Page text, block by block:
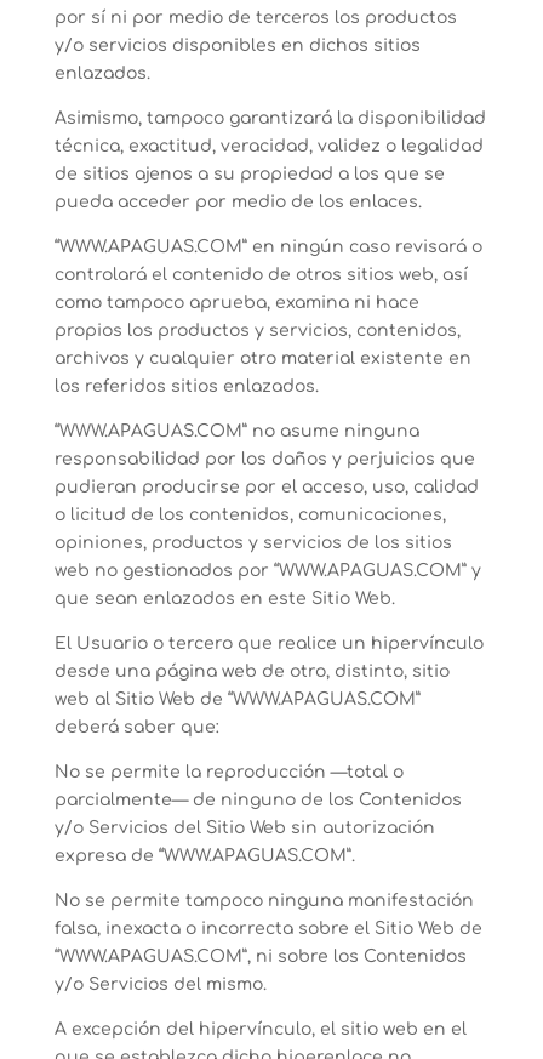
por sí ni por medio de terceros los productos
y/o servicios disponibles en dichos sitios
enlazados.
Asimismo, tampoco garantizará la disponibilidad
técnica, exactitud, veracidad, validez o legalidad
de sitios ajenos a su propiedad a los que se
pueda acceder por medio de los enlaces.
“WWW.APAGUAS.COM” en ningún caso revisará o
controlará el contenido de otros sitios web, así
como tampoco aprueba, examina ni hace
propios los productos y servicios, contenidos,
archivos y cualquier otro material existente en
los referidos sitios enlazados.
“WWW.APAGUAS.COM” no asume ninguna
responsabilidad por los daños y perjuicios que
pudieran producirse por el acceso, uso, calidad
o licitud de los contenidos, comunicaciones,
opiniones, productos y servicios de los sitios
web no gestionados por “WWW.APAGUAS.COM” y
que sean enlazados en este Sitio Web.
El Usuario o tercero que realice un hipervínculo
desde una página web de otro, distinto, sitio
web al Sitio Web de “WWW.APAGUAS.COM”
deberá saber que:
No se permite la reproducción —total o
parcialmente— de ninguno de los Contenidos
y/o Servicios del Sitio Web sin autorización
expresa de “WWW.APAGUAS.COM”.
No se permite tampoco ninguna manifestación
falsa, inexacta o incorrecta sobre el Sitio Web de
“WWW.APAGUAS.COM”, ni sobre los Contenidos
y/o Servicios del mismo.
A excepción del hipervínculo, el sitio web en el